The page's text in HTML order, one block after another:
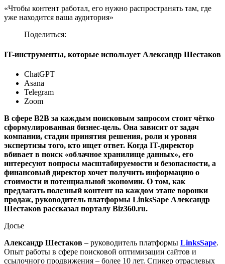
«Чтобы контент работал, его нужно распространять там, где
уже находится ваша аудитория»
Поделиться:
IT-инструменты, которые использует Александр Шестаков
ChatGPT
Asana
Telegram
Zoom
В сфере B2B за каждым поисковым запросом стоит чётко
сформулированная бизнес-цель. Она зависит от задач
компании, стадии принятия решения, роли и уровня
экспертизы того, кто ищет ответ. Когда IT-директор
вбивает в поиск «облачное хранилище данных», его
интересуют вопросы масштабируемости и безопасности, а
финансовый директор хочет получить информацию о
стоимости и потенциальной экономии. О том, как
предлагать полезный контент на каждом этапе воронки
продаж, руководитель платформы LinksSape Александр
Шестаков рассказал порталу Biz360.ru.
Досье
Александр Шестаков – руководитель платформы LinksSape.
Опыт работы в сфере поисковой оптимизации сайтов и
ссылочного продвижения – более 10 лет. Спикер отраслевых